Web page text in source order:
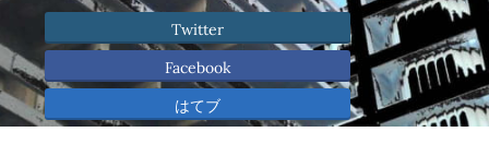
Twitter
Facebook
はてブ